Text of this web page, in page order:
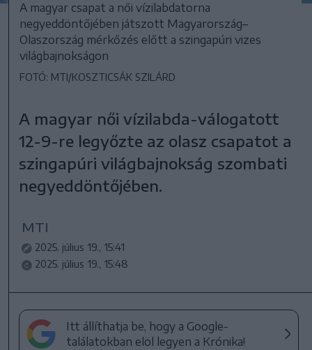
A magyar csapat a női vízilabdatorna
negyeddöntőjében játszott Magyarország–
Olaszország mérkőzés előtt a szingapúri vizes
világbajnokságon
FOTÓ: MTI/KOSZTICSÁK SZILÁRD
A magyar női vízilabda-válogatott
12-9-re legyőzte az olasz csapatot a
szingapúri világbajnokság szombati
negyeddöntőjében.
MTI
2025. július 19., 15:41
2025. július 19., 15:48
Itt állíthatja be, hogy a Google-
találatokban elöl legyen a Krónika!